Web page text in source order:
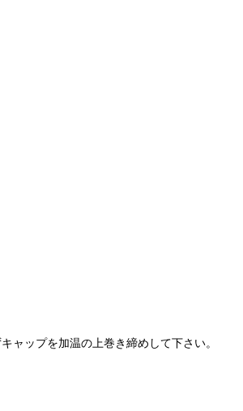
ャップを加温の上巻き締めして下さい。